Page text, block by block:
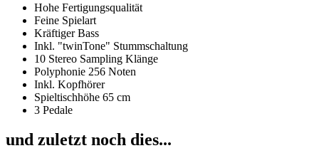
Hohe Fertigungsqualität
Feine Spielart
Kräftiger Bass
Inkl. "twinTone" Stummschaltung
10 Stereo Sampling Klänge
Polyphonie 256 Noten
Inkl. Kopfhörer
Spieltischhöhe 65 cm
3 Pedale
und zuletzt noch dies...